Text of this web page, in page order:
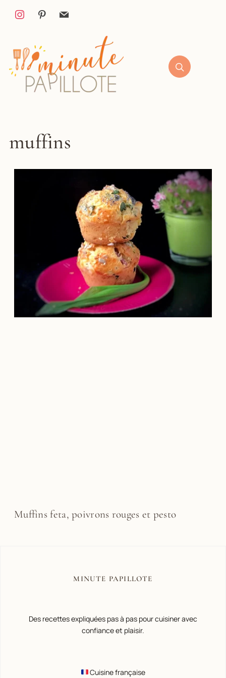
muffins
Muffins feta, poivrons rouges et pesto
MINUTE PAPILLOTE
Des recettes expliquées pas à pas pour cuisiner avec
confiance et plaisir.
Cuisine française